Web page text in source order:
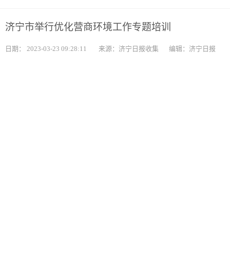
济宁市举行优化营商环境工作专题培训
日期： 2023-03-23 09:28:11 来源：济宁日报收集 编辑：济宁日报